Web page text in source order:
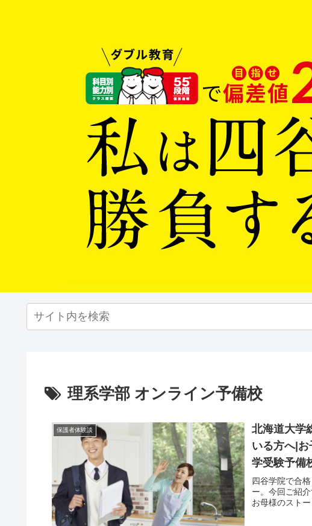
理系学部 オンライン予備校
保護者体験談
北海道大学
いる方へ|
学受験予備
四谷学院で合
ー。今回ご紹
お母様のスト